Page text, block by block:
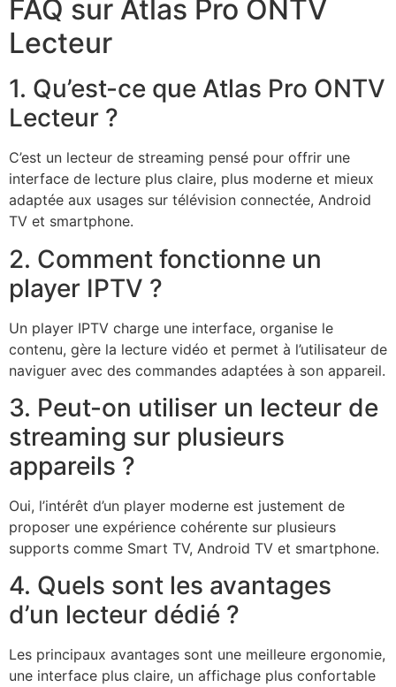
FAQ sur Atlas Pro ONTV
Lecteur
1. Qu’est-ce que Atlas Pro ONTV
Lecteur ?
C’est un lecteur de streaming pensé pour offrir une
interface de lecture plus claire, plus moderne et mieux
adaptée aux usages sur télévision connectée, Android
TV et smartphone.
2. Comment fonctionne un
player IPTV ?
Un player IPTV charge une interface, organise le
contenu, gère la lecture vidéo et permet à l’utilisateur de
naviguer avec des commandes adaptées à son appareil.
3. Peut-on utiliser un lecteur de
streaming sur plusieurs
appareils ?
Oui, l’intérêt d’un player moderne est justement de
proposer une expérience cohérente sur plusieurs
supports comme Smart TV, Android TV et smartphone.
4. Quels sont les avantages
d’un lecteur dédié ?
Les principaux avantages sont une meilleure ergonomie,
une interface plus claire, un affichage plus confortable